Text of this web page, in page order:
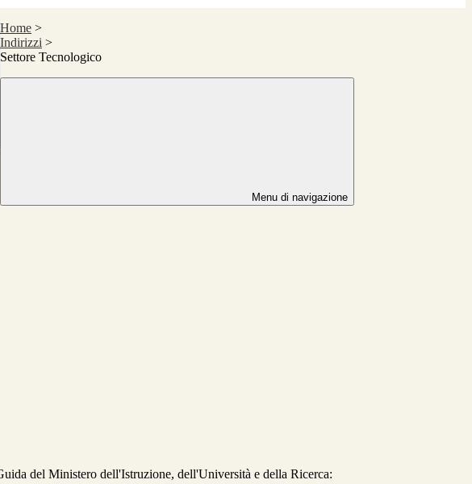
Home >
Indirizzi >
Settore Tecnologico
Menu di navigazione
del Ministero dell'Istruzione, dell'Università e della Ricerca: